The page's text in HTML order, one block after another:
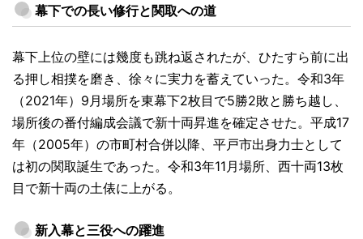
幕下での長い修行と関取への道
幕下上位の壁には幾度も跳ね返されたが、ひたすら前に出
る押し相撲を磨き、徐々に実力を蓄えていった。令和3年
（2021年）9月場所を東幕下2枚目で5勝2敗と勝ち越し、
場所後の番付編成会議で新十両昇進を確定させた。平成17
年（2005年）の市町村合併以降、平戸市出身力士として
は初の関取誕生であった。令和3年11月場所、西十両13枚
目で新十両の土俵に上がる。
新入幕と三役への躍進